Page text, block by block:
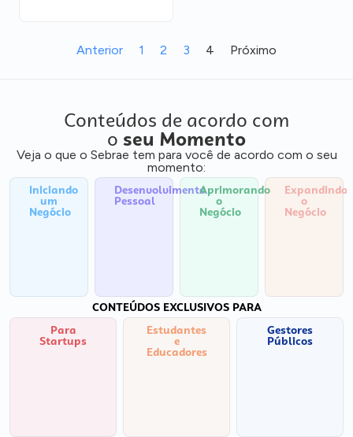
Anterior 1 2 3 4 Próximo
Conteúdos de acordo com
o seu Momento
Veja o que o Sebrae tem para você de acordo com o seu
momento:
Iniciando
um
Negócio
Desenvolvimento
Pessoal
Aprimorando
o
Negócio
Expandindo
o
Negócio
CONTEÚDOS EXCLUSIVOS PARA
Para
Startups
Estudantes
e
Educadores
Gestores
Públicos